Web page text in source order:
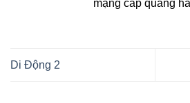
mạng cáp quang
Di Động 2